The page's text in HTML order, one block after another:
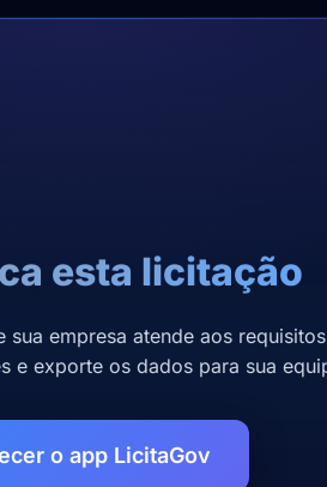
esta licitação
sua empresa atende aos
e exporte os dados para sua
o app LicitaGov